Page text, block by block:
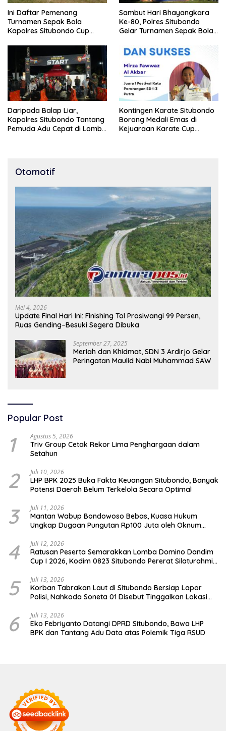
Ini Daftar Pemenang
Turnamen Sepak Bola
Kapolres Situbondo Cup
10 Tahun
Sambut Hari Bhayangkara
Ke-80, Polres Situbondo
Gelar Turnamen Sepak Bola
Daripada Balap Liar,
Kapolres Situbondo Tantang
Pemuda Adu Cepat di Lomba
Kontingen Karate Situbondo
Borong Medali Emas di
Kejuaraan Karate Cup
Otomotif
Mei 4, 2026
Update Final Hari Ini: Finishing Tol Prosiwangi 99 Persen,
Ruas Gending–Besuki Segera Dibuka
September 27, 2025
Meriah dan Khidmat, SDN 3 Ardirjo Gelar
Peringatan Maulid Nabi Muhammad SAW
Popular Post
1 Agustus 5, 2026
Triv Group Cetak Rekor Lima Penghargaan dalam
Setahun
2 Juli 10, 2026
LHP BPK 2025 Buka Fakta Keuangan Situbondo, Banyak
Potensi Daerah Belum Terkelola Secara Optimal
3 Juli 11, 2026
Mantan Wabup Bondowoso Bebas, Kuasa Hukum
Ungkap Dugaan Pungutan Rp100 Juta oleh Oknum
4 Juli 12, 2026
Ratusan Peserta Semarakkan Lomba Domino Dandim
Cup I 2026, Kodim 0823 Situbondo Pererat Silaturahmi
5 Juli 13, 2026
Korban Tabrakan Laut di Situbondo Bersiap Lapor
Polisi, Nahkoda Soneta 01 Disebut Tinggalkan Lokasi
6 Juli 13, 2026
Eko Febriyanto Datangi DPRD Situbondo, Bawa LHP
BPK dan Tantang Adu Data atas Polemik Tiga RSUD